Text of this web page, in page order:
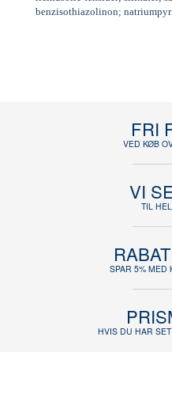
benzisothiazolinon;
FRI
VED KØB
VI
TIL
SPAR 5% MED
HVIS DU HAR